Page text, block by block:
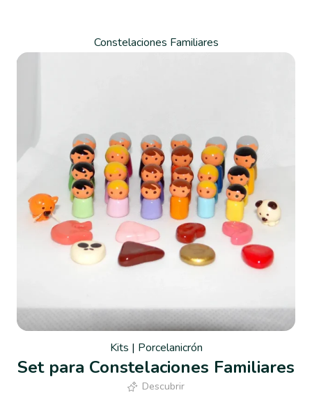
Constelaciones Familiares
Kits | Porcelanicrón
Set para Constelaciones Familiares
Descubrir